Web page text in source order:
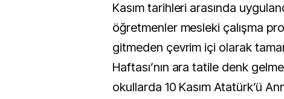
Kasım tarihleri arasında
öğretmenler mesleki çalışma
gitmeden çevrim içi olarak
Haftası’nın ara tatile denk
okullarda 10 Kasım Atatürk’ü